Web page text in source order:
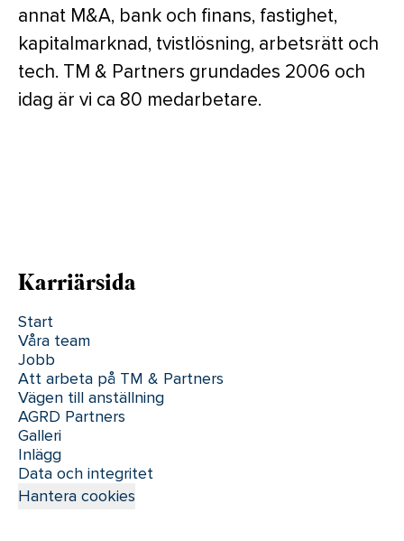
annat M&A, bank och finans, fastighet,
kapitalmarknad, tvistlösning, arbetsrätt och
tech. TM & Partners grundades 2006 och
idag är vi ca 80 medarbetare.
Karriärsida
Start
Våra team
Jobb
Att arbeta på TM & Partners
Vägen till anställning
AGRD Partners
Galleri
Inlägg
Data och integritet
Hantera cookies